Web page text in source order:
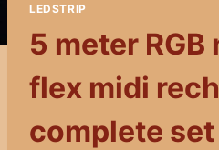
LEDSTRIP
5 meter RGB
flex midi
complete